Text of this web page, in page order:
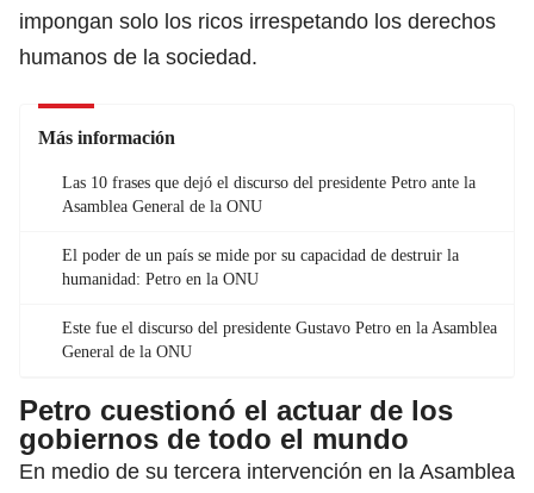
impongan solo los ricos irrespetando los derechos
humanos de la sociedad.
Más información
Las 10 frases que dejó el discurso del presidente Petro ante la
Asamblea General de la ONU
El poder de un país se mide por su capacidad de destruir la
humanidad: Petro en la ONU
Este fue el discurso del presidente Gustavo Petro en la Asamblea
General de la ONU
Petro cuestionó el actuar de los
gobiernos de todo el mundo
En medio de su tercera intervención en la Asamblea